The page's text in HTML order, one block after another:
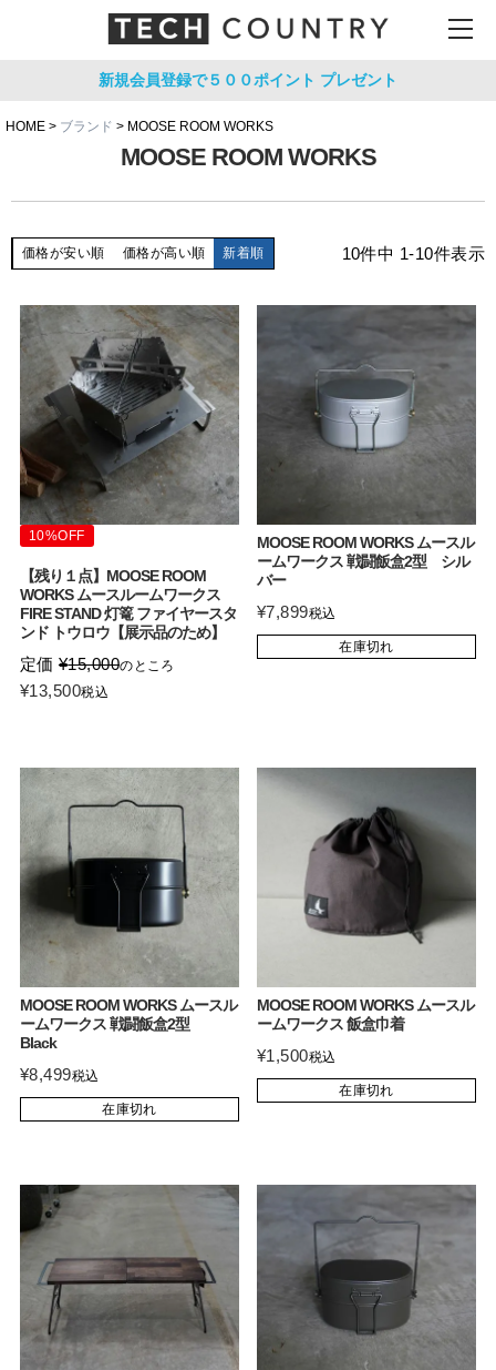
新規会員登録で５００ポイント プレゼント
HOME ブランド MOOSE ROOM WORKS
MOOSE ROOM WORKS
価格が安い順 価格が高い順 新着順 10件中 1-10件表示
10%OFF
【残り１点】MOOSE ROOM
WORKS ムースルームワークス
FIRE STAND 灯篭 ファイヤースタ
ンド トウロウ【展示品のため】
定価 ¥15,000のところ
¥13,500税込
MOOSE ROOM WORKS ムースル
ームワークス 戦闘飯盒2型 シル
バー
¥7,899税込
在庫切れ
MOOSE ROOM WORKS ムースル
ームワークス 戦闘飯盒2型
Black
¥8,499税込
在庫切れ
MOOSE ROOM WORKS ムースル
ームワークス 飯盒巾着
¥1,500税込
在庫切れ